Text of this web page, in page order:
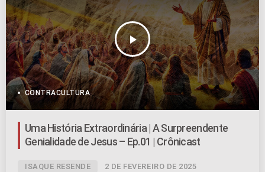
play_arrow
CONTRACULTURA
Uma História Extraordinária | A Surpreendente
Genialidade de Jesus – Ep.01 | Crônicast
ISAQUE RESENDE 2 DE FEVEREIRO DE 2025